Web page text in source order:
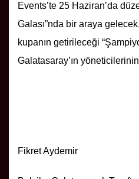
Events’te 25 Haziran’da
Galası”nda bir araya
kupanın getirileceği
Galatasaray’ın
Fikret Aydemir